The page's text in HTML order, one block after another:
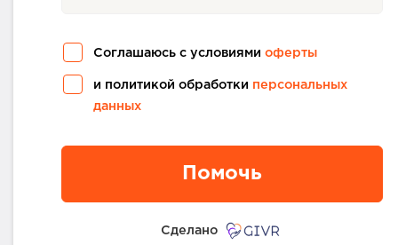
Соглашаюсь с условиями оферты
и политикой обработки персональных
данных
Помочь
Сделано